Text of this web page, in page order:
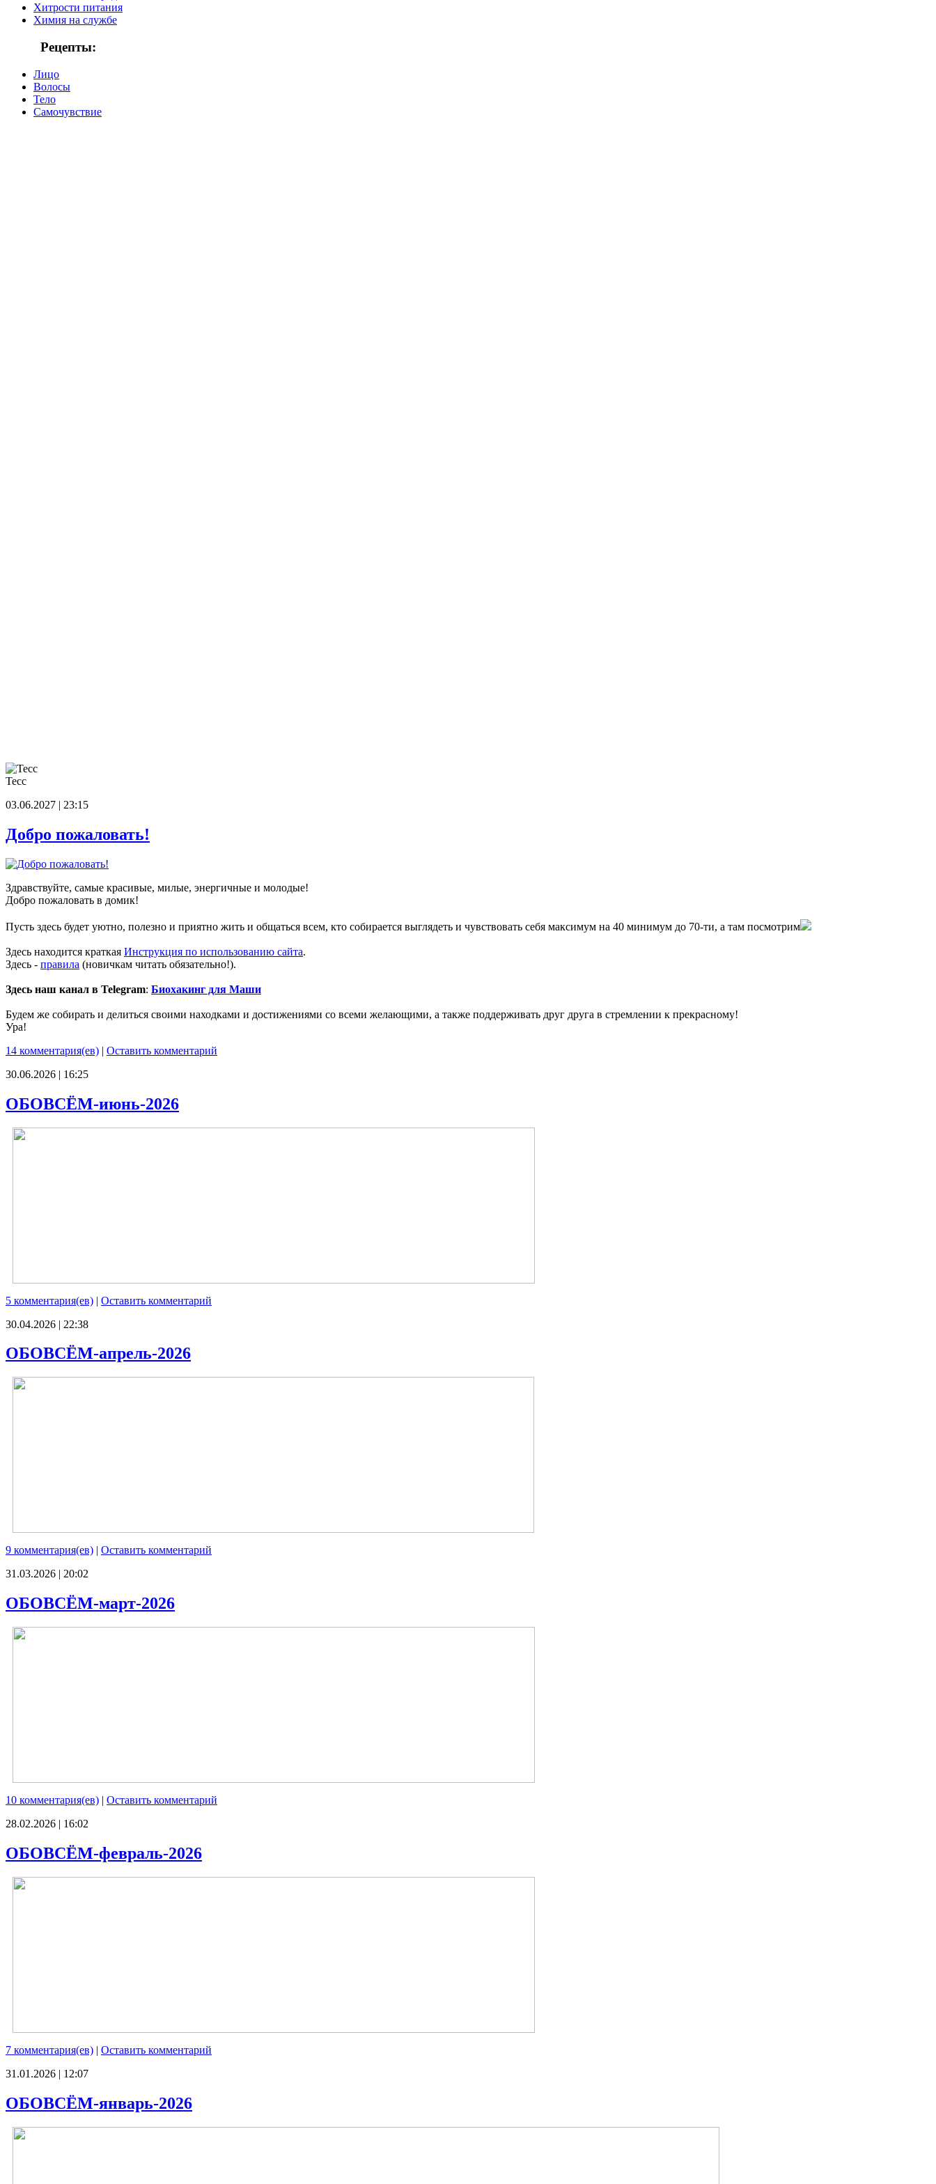
Хитрости питания
Химия на службе
Рецепты:
Лицо
Волосы
Тело
Самочувствие
Тесс
03.06.2027 | 23:15
Добро пожаловать!
Здравствуйте, самые красивые, милые, энергичные и молодые!
Добро пожаловать в домик!
Пусть здесь будет уютно, полезно и приятно жить и общаться всем, кто собирается выглядеть и чувствовать себя максимум на 40 минимум до 70-ти, а там посмотрим
Здесь находится краткая Инструкция по использованию сайта.
Здесь - правила (новичкам читать обязательно!).
Здесь наш канал в Telegram: Биохакинг для Маши
Будем же собирать и делиться своими находками и достижениями со всеми желающими, а также поддерживать друг друга в стремлении к прекрасному!
Ура!
14 комментария(ев) | Оставить комментарий
30.06.2026 | 16:25
ОБОВСЁМ-июнь-2026
5 комментария(ев) | Оставить комментарий
30.04.2026 | 22:38
ОБОВСЁМ-апрель-2026
9 комментария(ев) | Оставить комментарий
31.03.2026 | 20:02
ОБОВСЁМ-март-2026
10 комментария(ев) | Оставить комментарий
28.02.2026 | 16:02
ОБОВСЁМ-февраль-2026
7 комментария(ев) | Оставить комментарий
31.01.2026 | 12:07
ОБОВСЁМ-январь-2026